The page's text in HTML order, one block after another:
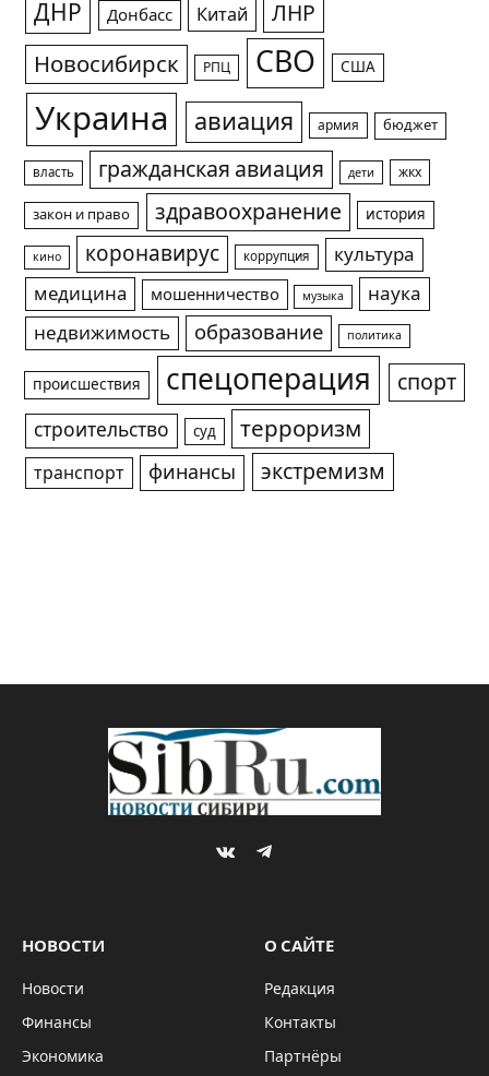
ДНР Донбасс Китай ЛНР
Новосибирск РПЦ СВО США
Украина авиация армия бюджет
власть гражданская авиация дети жкх
закон и право здравоохранение история
кино коронавирус коррупция
культура
медицина
мошенничество музыка
наука
недвижимость
образование политика
происшествия спецоперация спорт
строительство суд терроризм
транспорт финансы экстремизм
VKontakteTelegram
НОВОСТИ
Новости
Финансы
Экономика
О САЙТЕ
Редакция
Контакты
Партнёры